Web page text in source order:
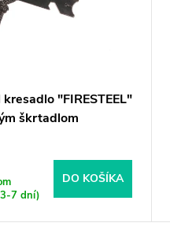
"FIRESTEEL"
škrtadlom
7 dní)
DO KOŠÍKA